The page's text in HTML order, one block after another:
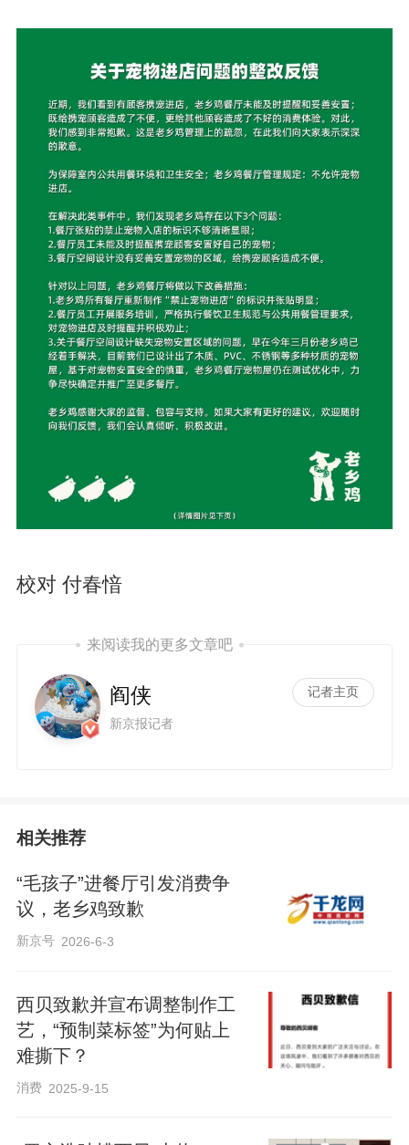
校对 付春愔
来阅读我的更多文章吧
阎侠
新京报记者
记者主页
相关推荐
“毛孩子”进餐厅引发消费争
议，老乡鸡致歉
新京号 2026-6-3
西贝致歉并宣布调整制作工
艺，“预制菜标签”为何贴上
难撕下？
消费 2025-9-15